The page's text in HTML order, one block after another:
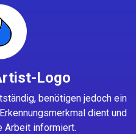
Logo
benötigen jedoch ein
dient und
Arbeit informiert.